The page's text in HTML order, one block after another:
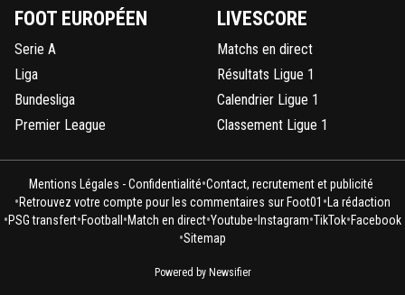
FOOT EUROPÉEN
Serie A
Liga
Bundesliga
Premier League
LIVESCORE
Matchs en direct
Résultats Ligue 1
Calendrier Ligue 1
Classement Ligue 1
Mentions Légales - Confidentialité•Contact, recrutement et publicité
•Retrouvez votre compte pour les commentaires sur Foot01 • La rédaction
•PSG transfert•Football •Match en direct•Youtube• Instagram•TikTok•Facebook
•Sitemap
Powered by Newsifier